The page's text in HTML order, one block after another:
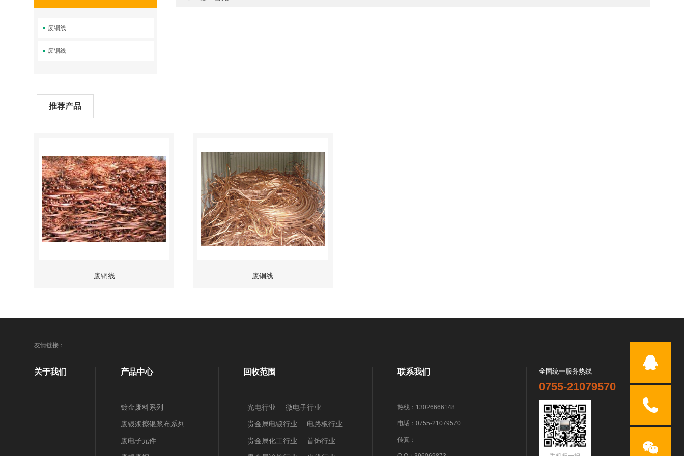
废铜线
废铜线
推荐产品
废铜线 废铜线
友情链接：
关于我们 产品中心
镀金废料系列
废银浆擦银浆布系列
废电子元件
回收范围
光电行业 微电子行业
贵金属电镀行业 电路板行业
贵金属化工行业 首饰行业
联系我们
热线：13026666148
电话：0755-21079570
传真：
全国统一服务热线
0755-21079570